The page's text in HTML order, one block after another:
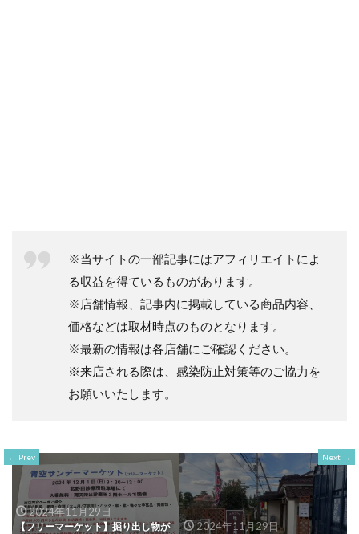
※当サイトの一部記事にはアフィリエイトによ
る収益を得ているものがあります。
※店舗情報、記事内に掲載している商品内容、
価格などは取材時点のものとなります。
※最新の情報は各店舗にご確認ください。
※来店される際は、感染防止対策等のご協力を
お願いいたします。
Prev
2024年11月29日
【フリーマーケット】掘り出し物が
Next
2024年11月29日